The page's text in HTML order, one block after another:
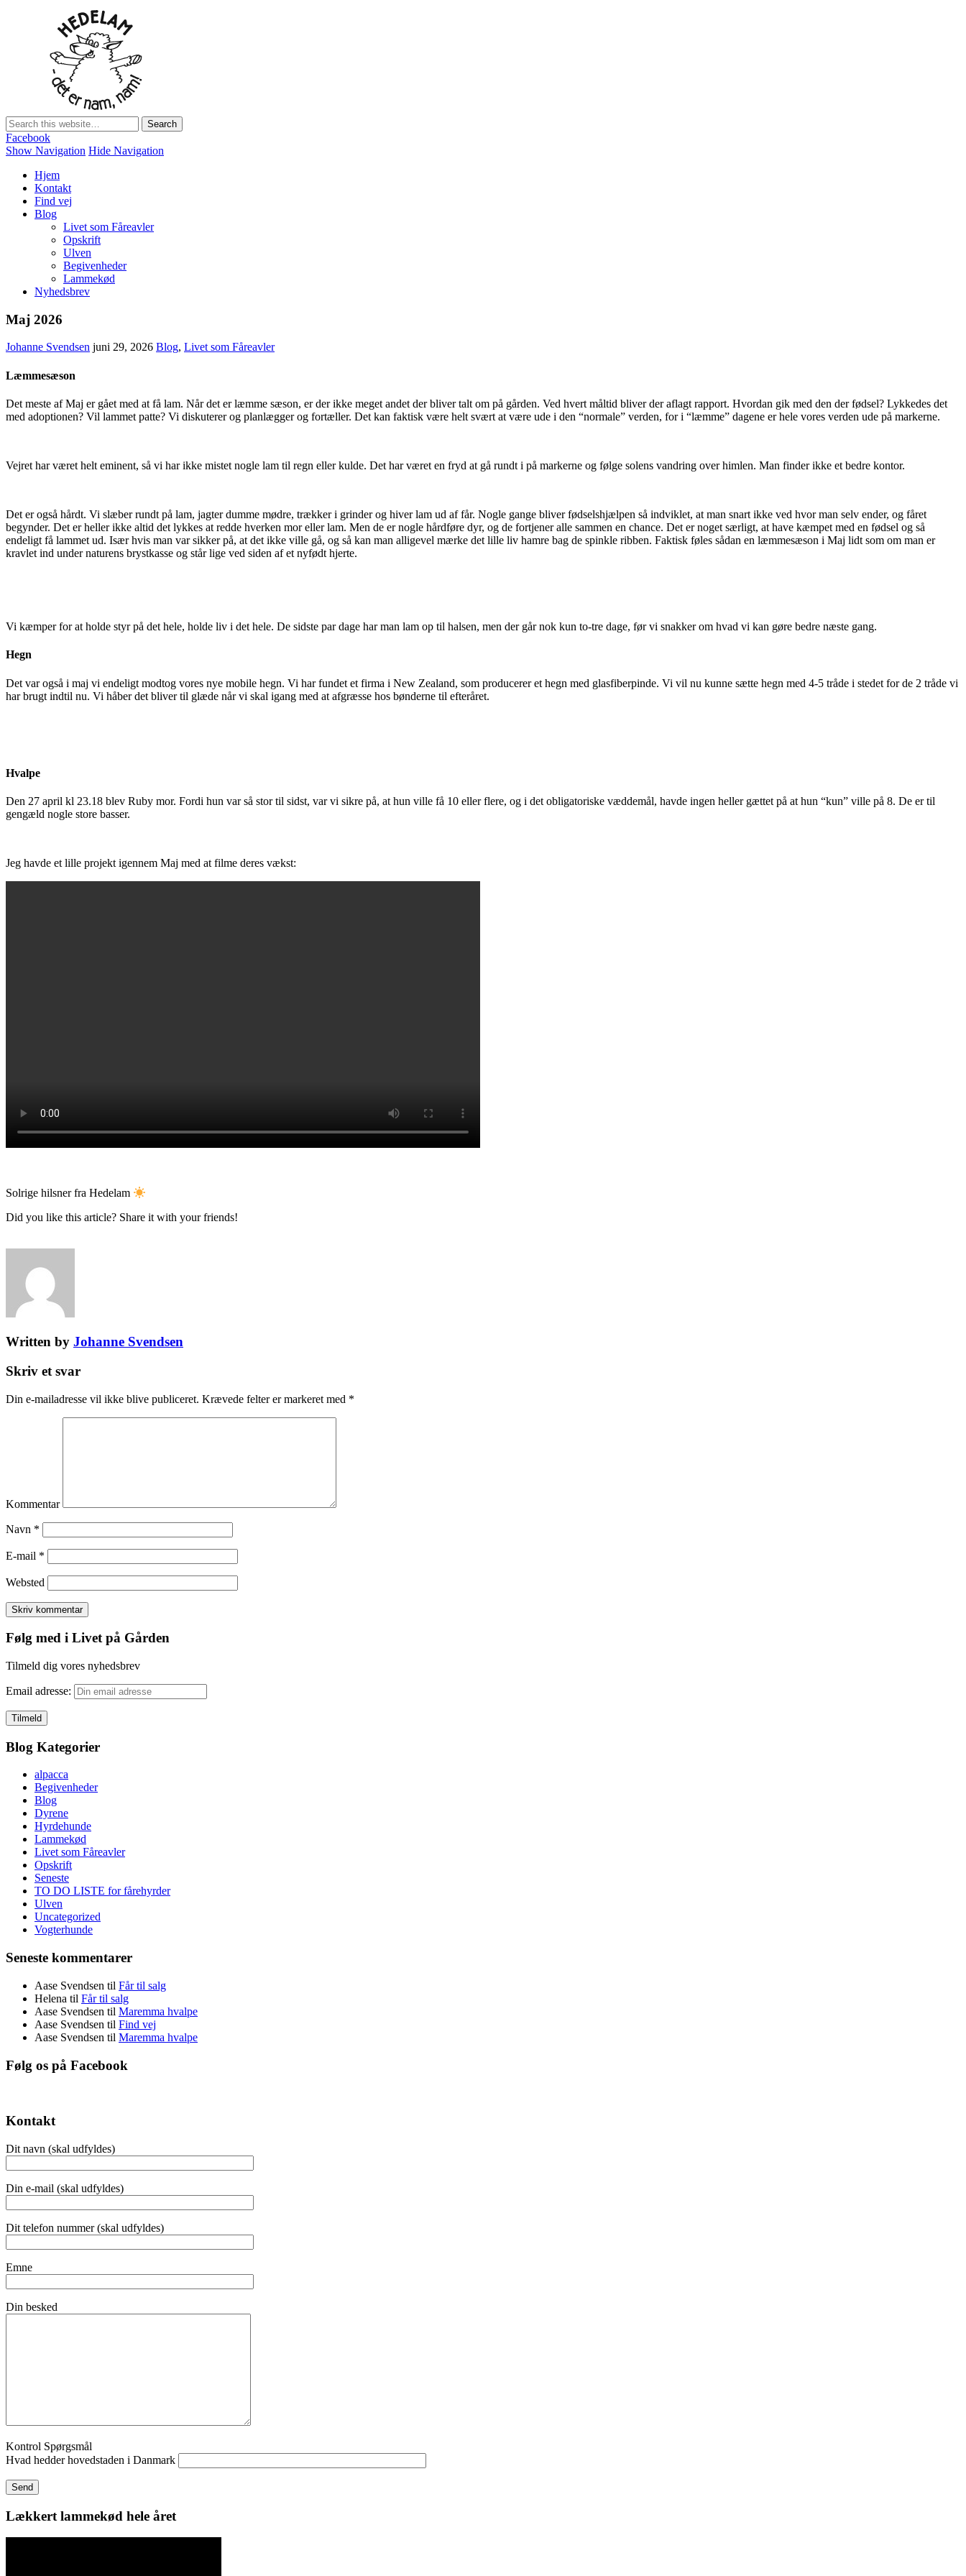
Danmarks bedste lammekød Direkte fra den Sønderjyske hede
Facebook
Show Navigation Hide Navigation
Hjem
Kontakt
Find vej
Blog
Livet som Fåreavler
Opskrift
Ulven
Begivenheder
Lammekød
Nyhedsbrev
Maj 2026
Johanne Svendsen juni 29, 2026 Blog, Livet som Fåreavler
Læmmesæson
Det meste af Maj er gået med at få lam. Når det er læmme sæson, er der ikke meget andet der bliver talt om på gården. Ved hvert måltid bliver der aflagt rapport. Hvordan gik med den der fødsel? Lykkedes det
med adoptionen? Vil lammet patte? Vi diskuterer og planlægger og fortæller. Det kan faktisk være helt svært at være ude i den “normale” verden, for i “læmme” dagene er hele vores verden ude på markerne.
Vejret har været helt eminent, så vi har ikke mistet nogle lam til regn eller kulde. Det har været en fryd at gå rundt i på markerne og følge solens vandring over himlen. Man finder ikke et bedre kontor.
Det er også hårdt. Vi slæber rundt på lam, jagter dumme mødre, trækker i grinder og hiver lam ud af får. Nogle gange bliver fødselshjælpen så indviklet, at man snart ikke ved hvor man selv ender, og fåret
begynder. Det er heller ikke altid det lykkes at redde hverken mor eller lam. Men de er nogle hårdføre dyr, og de fortjener alle sammen en chance. Det er noget særligt, at have kæmpet med en fødsel og så
endeligt få lammet ud. Især hvis man var sikker på, at det ikke ville gå, og så kan man alligevel mærke det lille liv hamre bag de spinkle ribben. Faktisk føles sådan en læmmesæson i Maj lidt som om man er
kravlet ind under naturens brystkasse og står lige ved siden af et nyfødt hjerte.
Vi kæmper for at holde styr på det hele, holde liv i det hele. De sidste par dage har man lam op til halsen, men der går nok kun to-tre dage, før vi snakker om hvad vi kan gøre bedre næste gang.
Hegn
Det var også i maj vi endeligt modtog vores nye mobile hegn. Vi har fundet et firma i New Zealand, som producerer et hegn med glasfiberpinde. Vi vil nu kunne sætte hegn med 4-5 tråde i stedet for de 2 tråde vi
har brugt indtil nu. Vi håber det bliver til glæde når vi skal igang med at afgræsse hos bønderne til efteråret.
Hvalpe
Den 27 april kl 23.18 blev Ruby mor. Fordi hun var så stor til sidst, var vi sikre på, at hun ville få 10 eller flere, og i det obligatoriske væddemål, havde ingen heller gættet på at hun “kun” ville på 8. De er til
gengæld nogle store basser.
Jeg havde et lille projekt igennem Maj med at filme deres vækst:
Solrige hilsner fra Hedelam
Did you like this article? Share it with your friends!
Written by Johanne Svendsen
Skriv et svar
Din e-mailadresse vil ikke blive publiceret. Krævede felter er markeret med *
Kommentar
Navn *
E-mail *
Websted
Følg med i Livet på Gården
Tilmeld dig vores nyhedsbrev
Email adresse:
Blog Kategorier
alpacca
Begivenheder
Blog
Dyrene
Hyrdehunde
Lammekød
Livet som Fåreavler
Opskrift
Seneste
TO DO LISTE for fårehyrder
Ulven
Uncategorized
Vogterhunde
Seneste kommentarer
Aase Svendsen til Får til salg
Helena til Får til salg
Aase Svendsen til Maremma hvalpe
Aase Svendsen til Find vej
Aase Svendsen til Maremma hvalpe
Følg os på Facebook
Kontakt
Dit navn (skal udfyldes)
Din e-mail (skal udfyldes)
Dit telefon nummer (skal udfyldes)
Emne
Din besked
Kontrol Spørgsmål
Hvad hedder hovedstaden i Danmark
Lækkert lammekød hele året